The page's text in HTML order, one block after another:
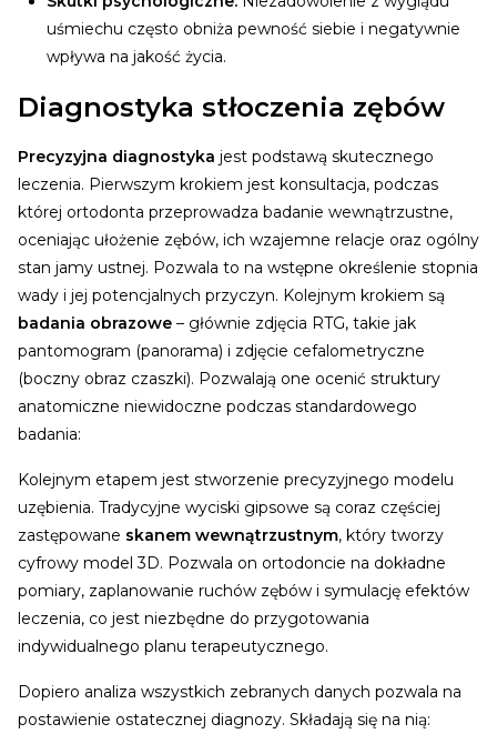
uśmiechu często obniża pewność siebie i negatywnie
wpływa na jakość życia.
Diagnostyka stłoczenia zębów
Precyzyjna diagnostyka jest podstawą skutecznego
leczenia. Pierwszym krokiem jest konsultacja, podczas
której ortodonta przeprowadza badanie wewnątrzustne,
oceniając ułożenie zębów, ich wzajemne relacje oraz ogólny
stan jamy ustnej. Pozwala to na wstępne określenie stopnia
wady i jej potencjalnych przyczyn. Kolejnym krokiem są
badania obrazowe – głównie zdjęcia RTG, takie jak
pantomogram (panorama) i zdjęcie cefalometryczne
(boczny obraz czaszki). Pozwalają one ocenić struktury
anatomiczne niewidoczne podczas standardowego
badania:
Kolejnym etapem jest stworzenie precyzyjnego modelu
uzębienia. Tradycyjne wyciski gipsowe są coraz częściej
zastępowane skanem wewnątrzustnym, który tworzy
cyfrowy model 3D. Pozwala on ortodoncie na dokładne
pomiary, zaplanowanie ruchów zębów i symulację efektów
leczenia, co jest niezbędne do przygotowania
indywidualnego planu terapeutycznego.
Dopiero analiza wszystkich zebranych danych pozwala na
postawienie ostatecznej diagnozy. Składają się na nią: